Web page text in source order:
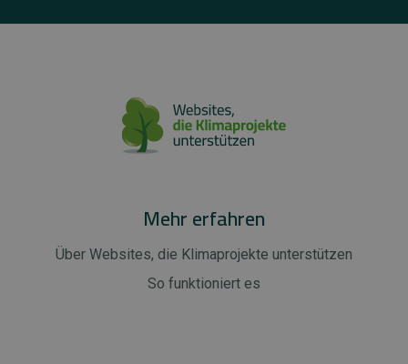
Mehr erfahren
Über Websites, die Klimaprojekte unterstützen
So funktioniert es